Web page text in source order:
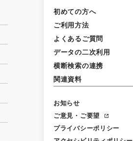
初めての方へ
ご利用方法
よくあるご質問
データの二次利用
横断検索の連携
関連資料
お知らせ
ご意見・ご要望
プライバシーポリシー